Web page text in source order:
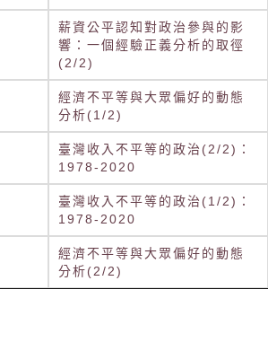
薪資公平認知對政治參與的影
響：一個經驗正義分析的取徑
(2/2)
經濟不平等與大眾偏好的動態
分析(1/2)
臺灣收入不平等的政治(2/2)：
1978-2020
臺灣收入不平等的政治(1/2)：
1978-2020
經濟不平等與大眾偏好的動態
分析(2/2)